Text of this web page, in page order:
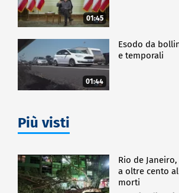
01:45
01:44
Esodo da
e temporali
Più visti
Rio de
a oltre cento
morti